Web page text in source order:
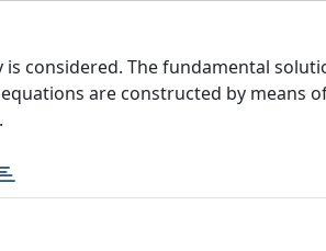
considered. The fundamental
are constructed by means